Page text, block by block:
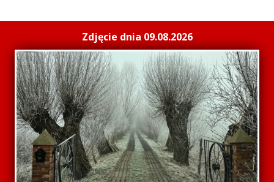
Zdjęcie dnia 09.08.2026